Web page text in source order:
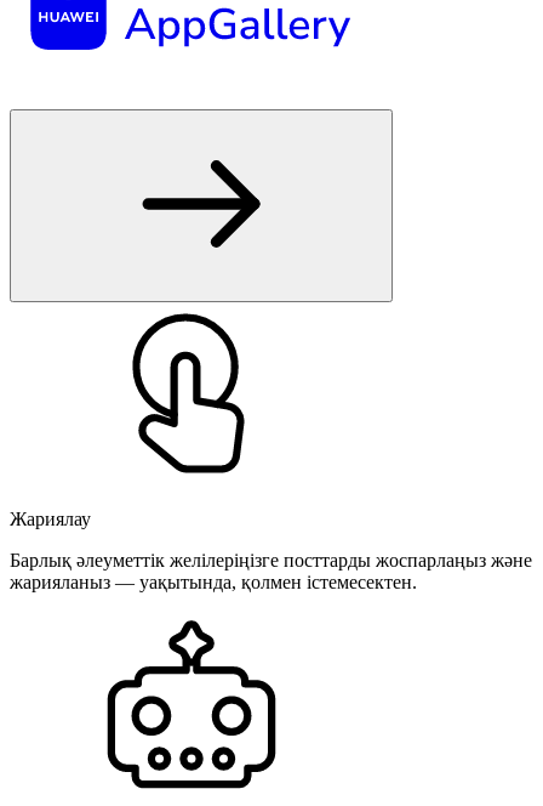
Жариялау
Барлық әлеуметтік желілеріңізге посттарды жоспарлаңыз және
жарияланыз — уақытында, қолмен істемесектен.